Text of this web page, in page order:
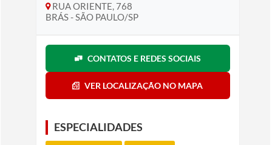
RUA ORIENTE, 768
BRÁS - SÃO PAULO/SP
CONTATOS E REDES SOCIAIS
VER LOCALIZAÇÃO NO MAPA
ESPECIALIDADES